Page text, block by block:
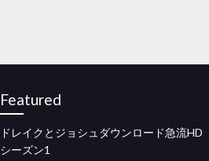
Featured
ドレイクとジョシュダウンロード急流HD
シーズン1